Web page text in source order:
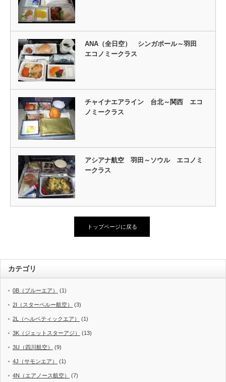
ANA（全日空） シンガポール～羽田
エコノミークラス
チャイナエアライン 台北～関西 エコ
ノミークラス
アシアナ航空 羽田～ソウル エコノミ
ークラス
トップページに戻る
カテゴリ
0B（ブルーエア） (1)
2I（スターペルー航空） (3)
2L（ヘルベティックエア） (1)
3K（ジェットスターアジ） (13)
3U（四川航空） (9)
4J（サモンエア） (1)
4N（エアノース航空） (7)